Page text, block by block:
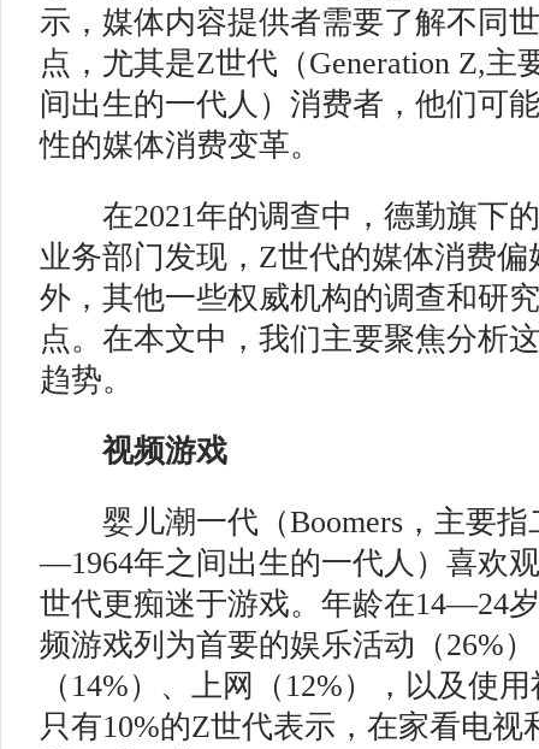
示，媒体内容提供者需要了解不同
点，尤其是Z世代（Generation Z,主
间出生的一代人）消费者，他们可
性的媒体消费变革。
在2021年的调查中，德勤旗下的
业务部门发现，Z世代的媒体消费
外，其他一些权威机构的调查和研
点。在本文中，我们主要聚焦分析
趋势。
视频游戏
婴儿潮一代（Boomers，主要指
—1964年之间出生的一代人）喜欢
世代更痴迷于游戏。年龄在14—24
频游戏列为首要的娱乐活动（26%
（14%）、上网（12%），以及使
只有10%的Z世代表示，在家看电